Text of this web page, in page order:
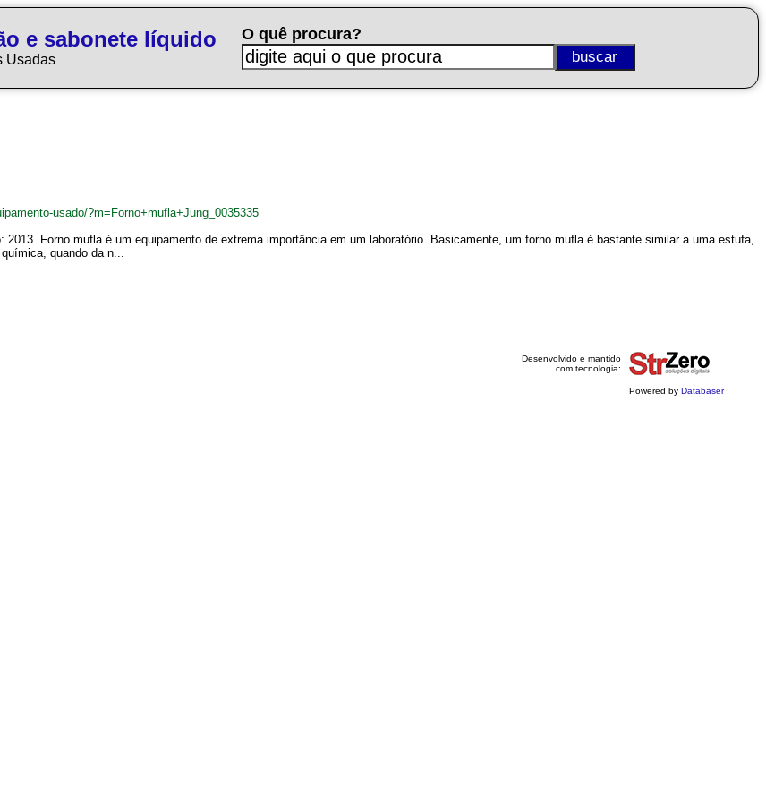
e sabonete líquido
Usadas
O quê procura?
usado/?m=Forno+mufla+Jung_0035335
2013. Forno mufla é um equipamento de extrema importância em um laboratório. Basicamente, um forno mufla é bastante similar a uma estufa,
quando da n...
Desenvolvido e mantido
com tecnologia:
Powered by Databaser